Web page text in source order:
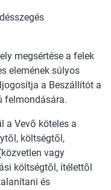
megsértése a felek
elemének súlyos
a Beszállítót a
felmondására.
a Vevő köteles a
költségtől,
vagy
költségtől, ítélettől
és